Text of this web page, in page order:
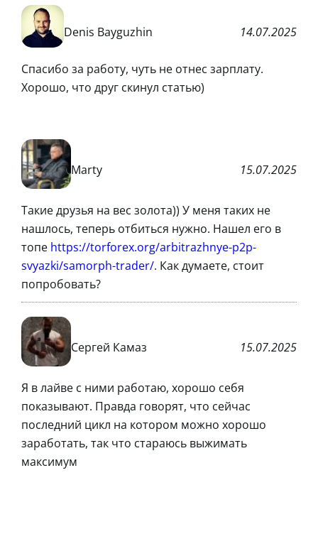
Denis Bayguzhin 14.07.2025
Спасибо за работу, чуть не отнес зарплату.
Хорошо, что друг скинул статью)
Marty 15.07.2025
Такие друзья на вес золота)) У меня таких не
нашлось, теперь отбиться нужно. Нашел его в
топе https://torforex.org/arbitrazhnye-p2p-
svyazki/samorph-trader/. Как думаете, стоит
попробовать?
Сергей Камаз 15.07.2025
Я в лайве с ними работаю, хорошо себя
показывают. Правда говорят, что сейчас
последний цикл на котором можно хорошо
заработать, так что стараюсь выжимать
максимум